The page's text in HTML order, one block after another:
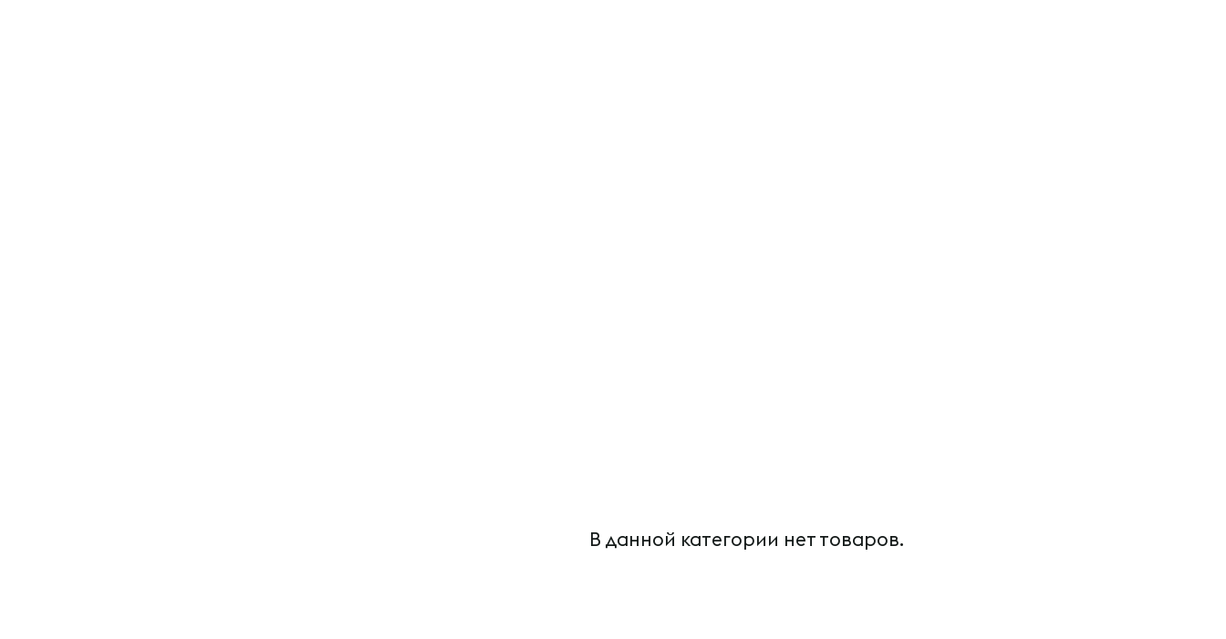
В данной категории нет товаров.